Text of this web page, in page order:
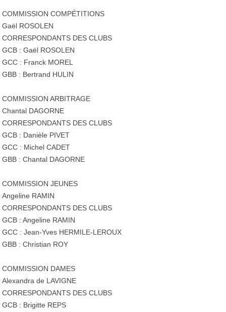
COMMISSION COMPÉTITIONS
Gaël ROSOLEN
CORRESPONDANTS DES CLUBS
GCB : Gaël ROSOLEN
GCC : Franck MOREL
GBB : Bertrand HULIN
COMMISSION ARBITRAGE
Chantal DAGORNE
CORRESPONDANTS DES CLUBS
GCB : Danièle PIVET
GCC : Michel CADET
GBB : Chantal DAGORNE
COMMISSION JEUNES
Angeline RAMIN
CORRESPONDANTS DES CLUBS
GCB : Angeline RAMIN
GCC : Jean-Yves HERMILE-LEROUX
GBB : Christian ROY
COMMISSION DAMES
Alexandra de LAVIGNE
CORRESPONDANTS DES CLUBS
GCB : Brigitte REPS